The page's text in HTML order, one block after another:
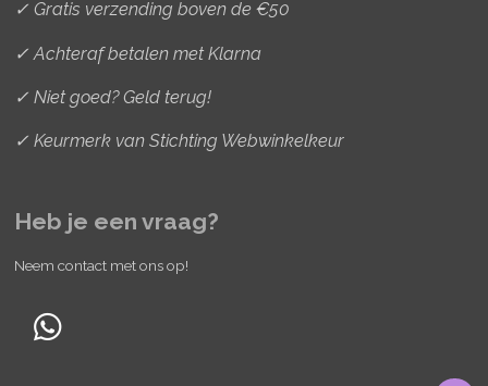
✓ Gratis verzending boven de €50
✓ Achteraf betalen met Klarna
✓ Niet goed? Geld terug!
✓ Keurmerk van Stichting Webwinkelkeur
Heb je een vraag?
Neem contact met ons op!
W